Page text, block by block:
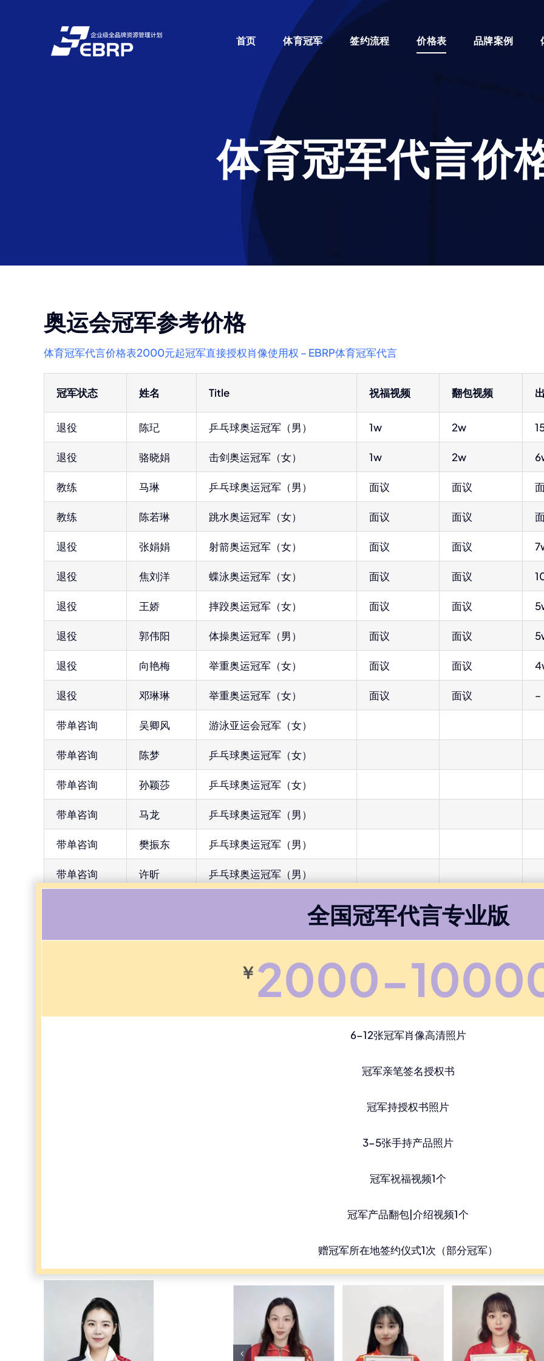
首页 体育冠军 签约流程 价格表 品牌案例
体育冠军代言价
奥运会冠军参考价格
体育冠军代言价格表2000元起冠军直接授权肖像使用权 – EBRP体育冠军代言
冠军状态 姓名 Title 祝福视频 翻包视频
退役 陈玘 乒乓球奥运冠军（男） 1w 2w
退役 骆晓娟 击剑奥运冠军（女） 1w 2w
教练 马琳 乒乓球奥运冠军（男） 面议 面议
教练 陈若琳 跳水奥运冠军（女） 面议 面议
退役 张娟娟 射箭奥运冠军（女） 面议 面议
退役 焦刘洋 蝶泳奥运冠军（女） 面议 面议
退役 王娇 摔跤奥运冠军（女） 面议 面议
退役 郭伟阳 体操奥运冠军（男） 面议 面议
退役 向艳梅 举重奥运冠军（女） 面议 面议
退役 邓琳琳 举重奥运冠军（女） 面议 面议 –
带单咨询 吴卿风 游泳亚运会冠军（女）
带单咨询 陈梦 乒乓球奥运冠军（女）
带单咨询 孙颖莎 乒乓球奥运冠军（女）
带单咨询 马龙 乒乓球奥运冠军（男）
带单咨询 樊振东 乒乓球奥运冠军（男）
带单咨询 许昕 乒乓球奥运冠军（男）
全国冠军代言专业版
￥ 2000-
6-12张冠军肖像高清照片
冠军亲笔签名授权书
冠军持授权书照片
3-5张手持产品照片
冠军祝福视频1个
冠军产品翻包|介绍视频1个
赠冠军所在地签约仪式1次（部分冠军）